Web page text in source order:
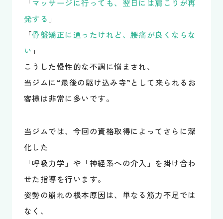
「マッサージに行っても、翌日には肩こりが再
発する 」
「骨盤矯正に通ったけれど、腰痛が良くならな
い 」
こうした慢性的な不調に悩まされ、
当ジムに“最後の駆け込み寺”として来られるお
客様は非常に多いです。
当ジムでは、今回の資格取得によってさらに深
化した
「呼吸力学」や「神経系への介入」を掛け合わ
せた指導を行います。
姿勢の崩れの根本原因は、単なる筋力不足では
なく、